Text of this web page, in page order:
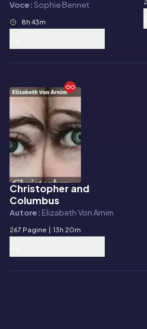
Voce:Sophie Bennet
8h 43m
E-book
Christopher and
Columbus
Autore: Elizabeth Von Arnim
267 Pagine | 13h 20m